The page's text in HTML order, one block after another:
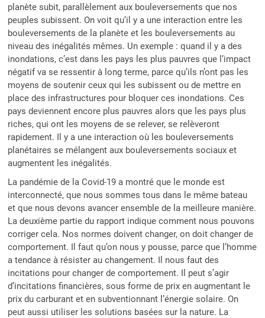
planète subit, parallèlement aux bouleversements que nos
peuples subissent. On voit qu’il y a une interaction entre les
bouleversements de la planète et les bouleversements au
niveau des inégalités mêmes. Un exemple : quand il y a des
inondations, c’est dans les pays les plus pauvres que l’impact
négatif va se ressentir à long terme, parce qu’ils n’ont pas les
moyens de soutenir ceux qui les subissent ou de mettre en
place des infrastructures pour bloquer ces inondations. Ces
pays deviennent encore plus pauvres alors que les pays plus
riches, qui ont les moyens de se relever, se relèveront
rapidement. Il y a une interaction où les bouleversements
planétaires se mélangent aux bouleversements sociaux et
augmentent les inégalités.
La pandémie de la Covid-19 a montré que le monde est
interconnecté, que nous sommes tous dans le même bateau
et que nous devons avancer ensemble de la meilleure manière.
La deuxième partie du rapport indique comment nous pouvons
corriger cela. Nos normes doivent changer, on doit changer de
comportement. Il faut qu’on nous y pousse, parce que l’homme
a tendance à résister au changement. Il nous faut des
incitations pour changer de comportement. Il peut s’agir
d’incitations financières, sous forme de prix en augmentant le
prix du carburant et en subventionnant l’énergie solaire. On
peut aussi utiliser les solutions basées sur la nature. La